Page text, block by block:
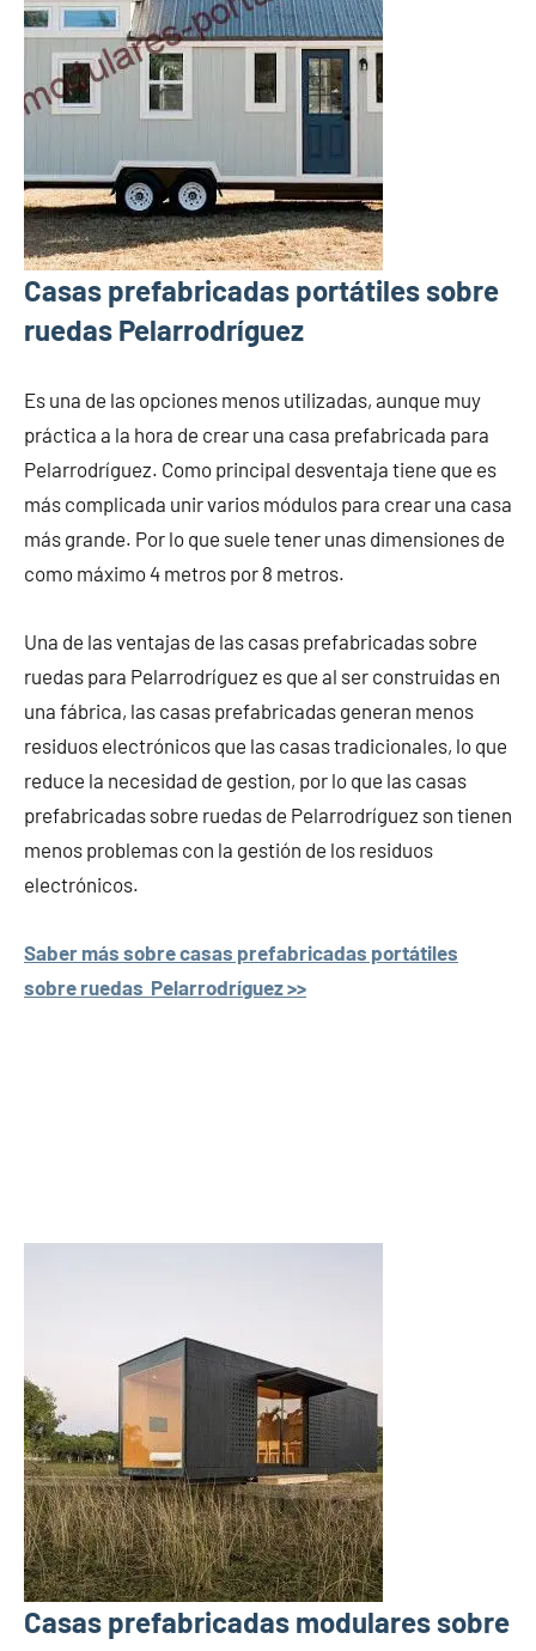
Casas prefabricadas portátiles sobre
ruedas Pelarrodríguez
Es una de las opciones menos utilizadas, aunque muy
práctica a la hora de crear una casa prefabricada para
Pelarrodríguez. Como principal desventaja tiene que es
más complicada unir varios módulos para crear una casa
más grande. Por lo que suele tener unas dimensiones de
como máximo 4 metros por 8 metros.
Una de las ventajas de las casas prefabricadas sobre
ruedas para Pelarrodríguez es que al ser construidas en
una fábrica, las casas prefabricadas generan menos
residuos electrónicos que las casas tradicionales, lo que
reduce la necesidad de gestion, por lo que las casas
prefabricadas sobre ruedas de Pelarrodríguez son tienen
menos problemas con la gestión de los residuos
electrónicos.
Saber más sobre casas prefabricadas portátiles
sobre ruedas Pelarrodríguez >>
Casas prefabricadas modulares sobre